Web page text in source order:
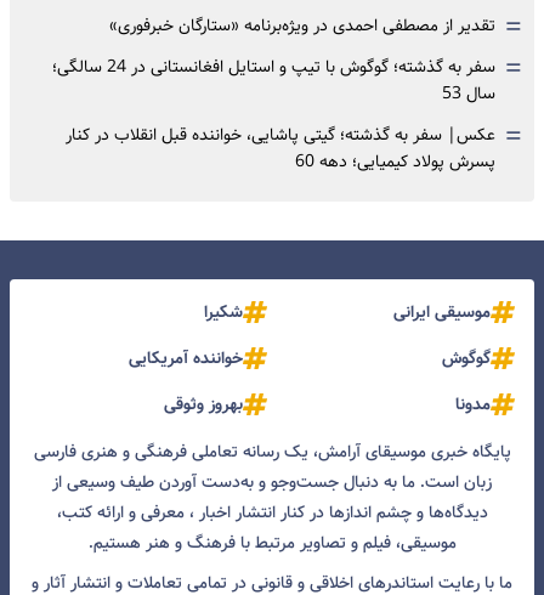
= تقدیر از مصطفی احمدی در ویژه‌برنامه «ستارگان خبرفوری»
=
سفر به گذشته؛ گوگوش با تیپ و استایل افغانستانی در 24 سالگی؛
سال 53
= عکس| سفر به گذشته؛ گیتی پاشایی، خواننده قبل انقلاب در کنار
پسرش پولاد کیمیایی؛ دهه 60
موسیقی ایرانی
شکیرا
گوگوش
خواننده آمریکایی
مدونا
بهروز وثوقی
پایگاه خبری موسیقای آرامش، یک رسانه تعاملی فرهنگی و هنری فارسی
زبان است. ما به دنبال جست‌و‌جو و به‌دست آوردن طیف وسیعی از
دیدگاه‌ها و چشم انداز‌ها در کنار انتشار اخبار ، معرفی و ارائه کتب،
موسیقی، فیلم و تصاویر مرتبط با فرهنگ و هنر هستیم.
ما با رعایت استاندرهای اخلاقی و قانونی در تمامی تعاملات و انتشار آثار و